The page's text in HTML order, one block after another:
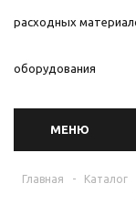
МЕНЮ
Главная - Каталог